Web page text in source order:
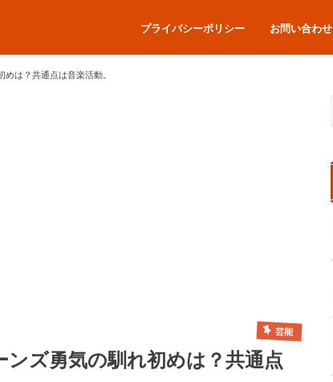
プライバシーポリシー お問い合わせ
は？共通点は音楽活動。
芸能
ズ勇気の馴れ初めは？共通点